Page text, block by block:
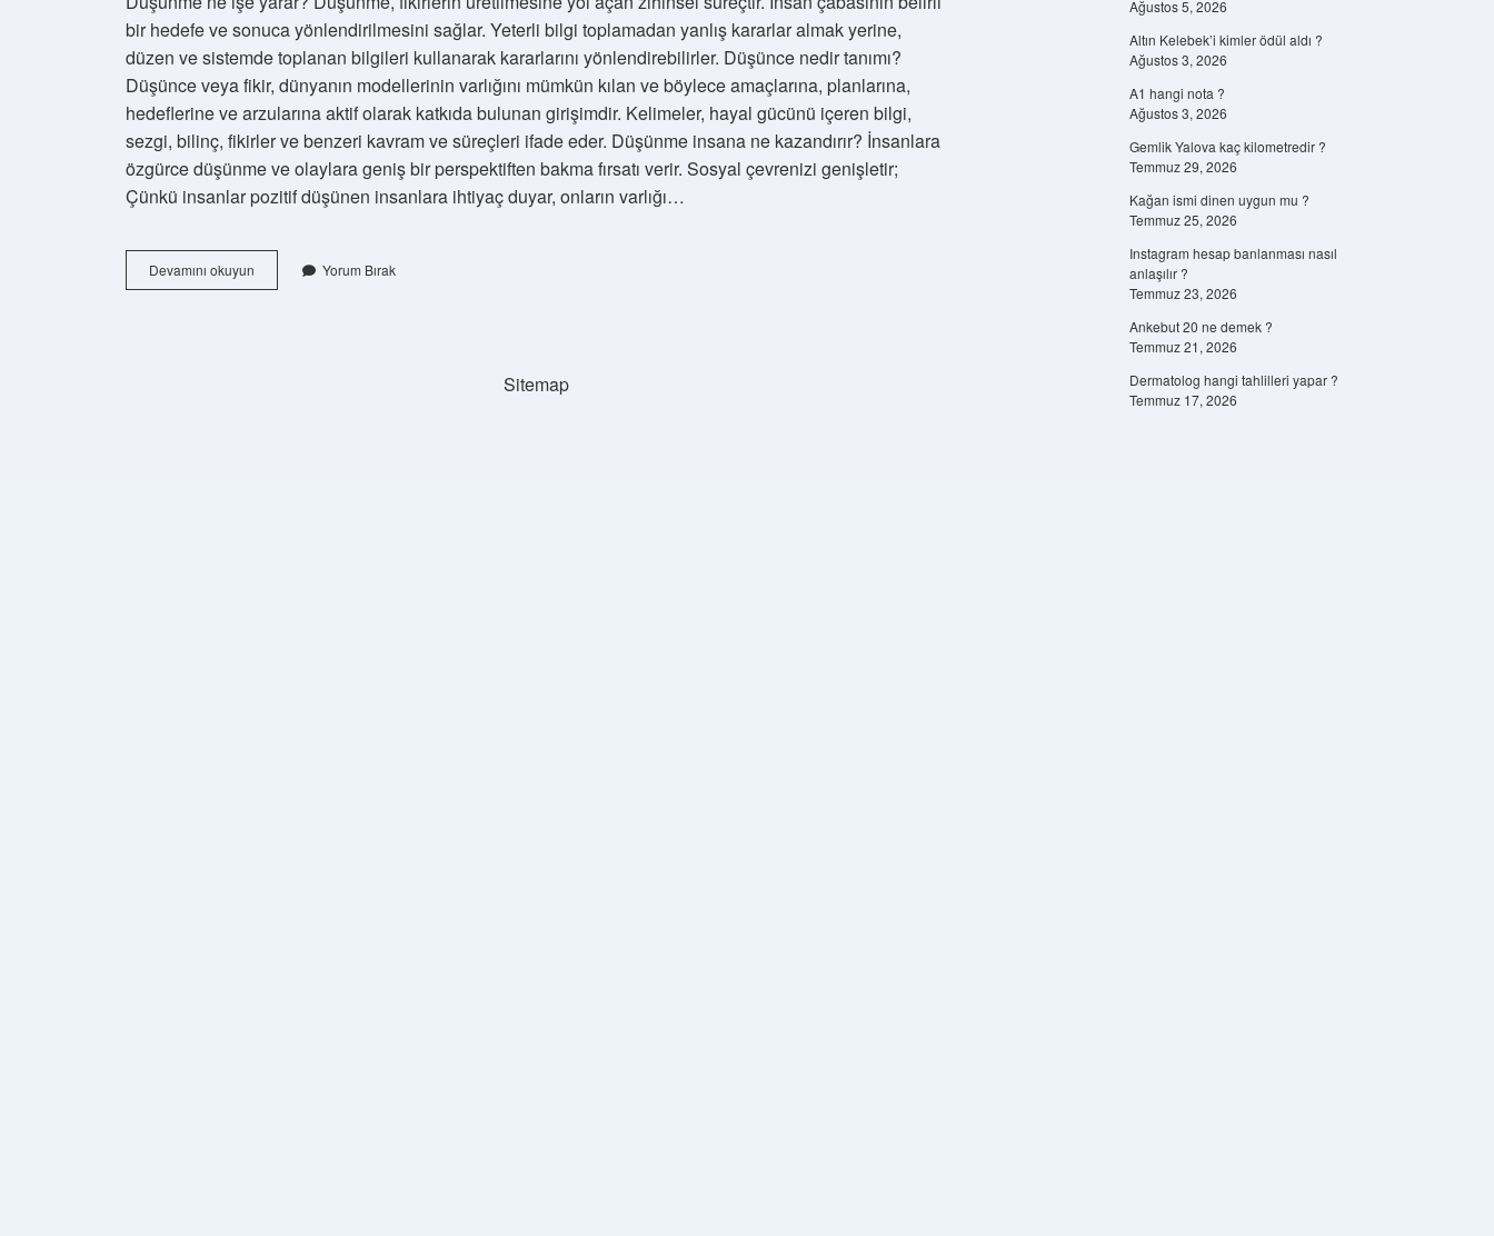
bir hedefe ve sonuca yönlendirilmesini sağlar. Yeterli bilgi toplamadan yanlış kararlar almak yerine,
düzen ve sistemde toplanan bilgileri kullanarak kararlarını yönlendirebilirler. Düşünce nedir tanımı?
Düşünce veya fikir, dünyanın modellerinin varlığını mümkün kılan ve böylece amaçlarına, planlarına,
hedeflerine ve arzularına aktif olarak katkıda bulunan girişimdir. Kelimeler, hayal gücünü içeren bilgi,
sezgi, bilinç, fikirler ve benzeri kavram ve süreçleri ifade eder. Düşünme insana ne kazandırır? İnsanlara
özgürce düşünme ve olaylara geniş bir perspektiften bakma fırsatı verir. Sosyal çevrenizi genişletir;
Çünkü insanlar pozitif düşünen insanlara ihtiyaç duyar, onların varlığı…
Devamını okuyun Düşünme
Nedir
Yorum Bırak
Sitemap
Ağustos 5, 2026
Altın Kelebek’i kimler ödül aldı ?
Ağustos 3, 2026
A1 hangi nota ?
Ağustos 3, 2026
Gemlik Yalova kaç kilometredir ?
Temmuz 29, 2026
Kağan ismi dinen uygun mu ?
Temmuz 25, 2026
Instagram hesap banlanması nasıl
anlaşılır ?
Temmuz 23, 2026
Ankebut 20 ne demek ?
Temmuz 21, 2026
Dermatolog hangi tahlilleri yapar ?
Temmuz 17, 2026